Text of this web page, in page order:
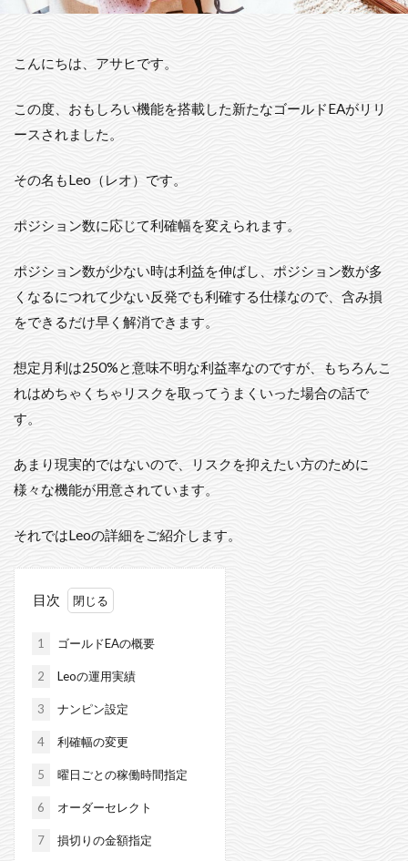
こんにちは、アサヒです。
この度、おもしろい機能を搭載した新たなゴールドEAがリリ
ースされました。
その名もLeo（レオ）です。
ポジション数に応じて利確幅を変えられます。
ポジション数が少ない時は利益を伸ばし、ポジション数が多
くなるにつれて少ない反発でも利確する仕様なので、含み損
をできるだけ早く解消できます。
想定月利は250%と意味不明な利益率なのですが、もちろんこ
れはめちゃくちゃリスクを取ってうまくいった場合の話で
す。
あまり現実的ではないので、リスクを抑えたい方のために
様々な機能が用意されています。
それではLeoの詳細をご紹介します。
目次
1 ゴールドEAの概要
2 Leoの運用実績
3 ナンピン設定
4 利確幅の変更
5 曜日ごとの稼働時間指定
6 オーダーセレクト
7 損切りの金額指定